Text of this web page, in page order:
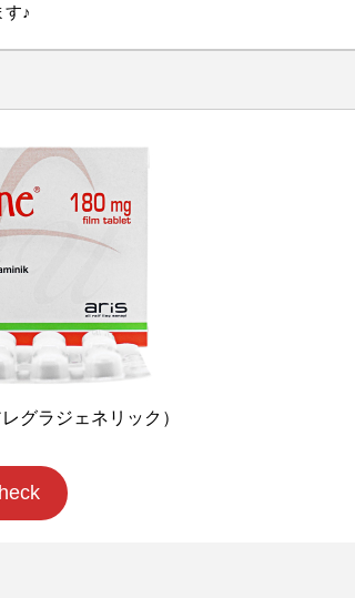
♪
グラジェネリック）